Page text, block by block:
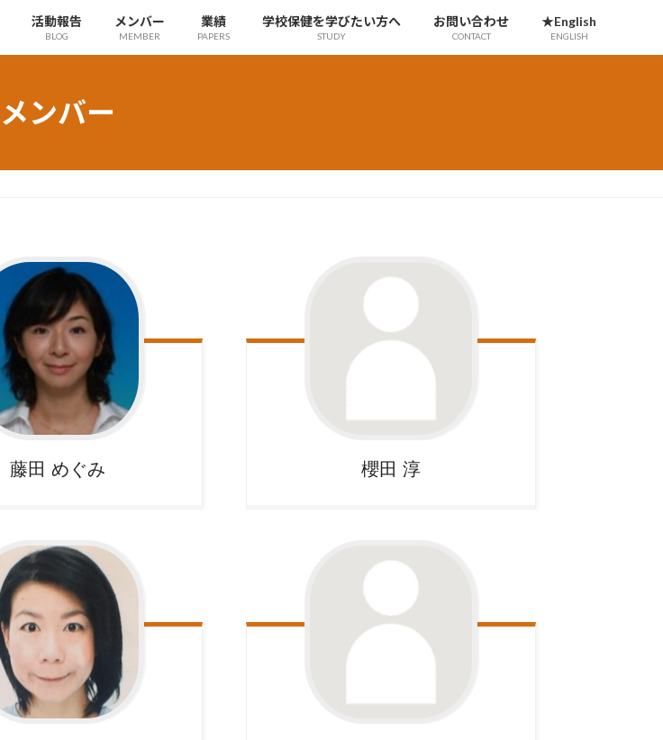
活動報告
BLOG
メンバー
MEMBER
業績
PAPERS
学校保健を学びたい方へ
STUDY
お問い合わせ
CONTACT
★English
ENGLISH
メンバー
藤田 めぐみ 櫻田 淳